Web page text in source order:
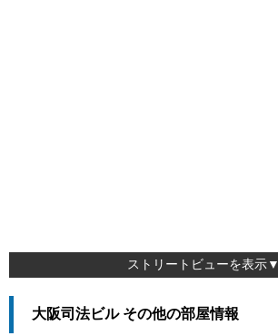
ストリートビューを表示▼
大阪司法ビル その他の部屋情報